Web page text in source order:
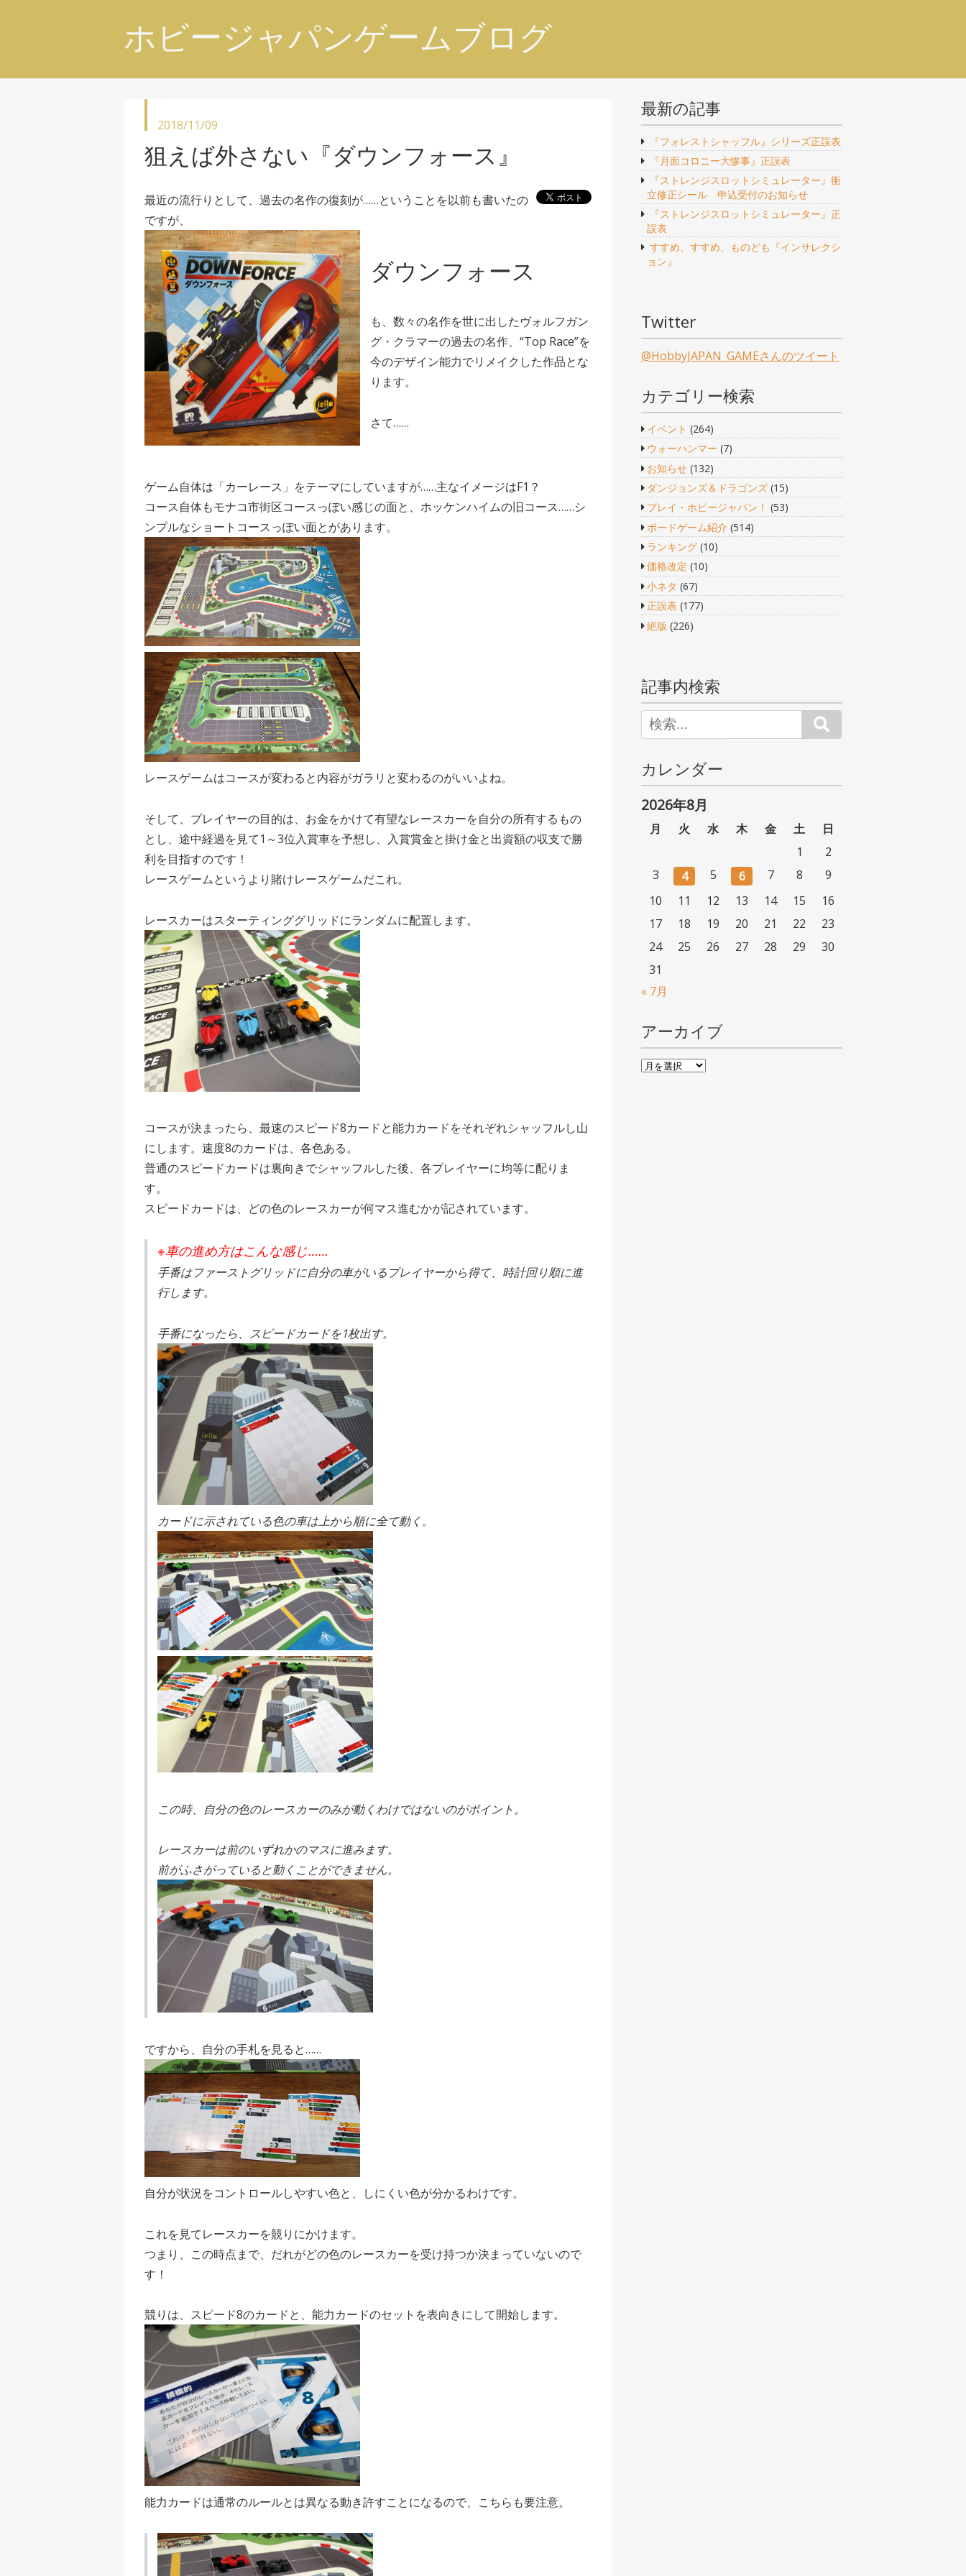
ホビージャパンゲームブログ
投
日
2018/11/09
狙えば外さない『ダウンフォース』
最近の流行りとして、過去の名作の復刻が……ということを以前も書いたの
ですが、
ダウンフォース
も、数々の名作を世に出したヴォルフガン
グ・クラマーの過去の名作、“Top Race”を
今のデザイン能力でリメイクした作品とな
ります。
さて……
ゲーム自体は「カーレース」をテーマにしていますが……主なイメージはF1？
コース自体もモナコ市街区コースっぽい感じの面と、ホッケンハイムの旧コース……シ
ンプルなショートコースっぽい面とがあります。
レースゲームはコースが変わると内容がガラリと変わるのがいいよね。
そして、プレイヤーの目的は、お金をかけて有望なレースカーを自分の所有するもの
とし、途中経過を見て1～3位入賞車を予想し、入賞賞金と掛け金と出資額の収支で勝
利を目指すのです！
レースゲームというより 賭けレースゲームだこれ。
レースカーはスターティンググリッドにランダムに配置します。
コースが決まったら、最速のスピード8カードと能力カードをそれぞれシャッフルし山
にします。速度8のカードは、各色ある。
普通のスピードカードは裏向きでシャッフルした後、各プレイヤーに均等に配りま
す。
スピードカードは、どの色のレースカーが何マス進むかが記されています。
※車の進め方はこんな感じ……
手番はファーストグリッドに自分の車がいるプレイヤーから得て、時計回り順に進
行します。
手番になったら、スピードカードを1枚出す。
カードに示されている色の車は上から順に全て動く。
この時、自分の色のレースカーのみが動くわけではないのがポイント。
レースカーは前のいずれかのマスに進みます。
前がふさがっていると動くことができません。
ですから、自分の手札を見ると……
自分が状況をコントロールしやすい色と、しにくい色が分かるわけです。
これを見てレースカーを競りにかけます。
つまり、この時点まで、だれがどの色のレースカーを受け持つか決まっていないので
す！
競りは、スピード8のカードと、能力カードのセットを表向きにして開始します。
能力カードは通常のルールとは異なる動き許すことになるので、こちらも要注意。
最新の記事
『フォレストシャッフル』シリーズ正誤表
『月面コロニー大惨事』正誤表
『ストレンジスロットシミュレーター』衝
立修正シール 申込受付のお知らせ
『ストレンジスロットシミュレーター』正
誤表
すすめ、すすめ、ものども『インサレクシ
ョン』
Twitter
@HobbyJAPAN_GAMEさんのツイート
カテゴリー検索
イベント (264)
ウォーハンマー (7)
お知らせ(132)
ダンジョンズ＆ドラゴンズ(15)
プレイ・ホビージャパン！ (53)
ボードゲーム紹介 (514)
ランキング(10)
価格改定 (10)
小ネタ (67)
正誤表 (177)
絶版 (226)
記事内検索
カレンダー
2026年8月
月 火 水 木 金 土
日
1
2
3
4 5 6 7 8
9
10
11 12 13 14 15
16
17
18 19 20 21 22
23
24
25 26 27 28 29
30
31
« 7月
アーカイブ
ア